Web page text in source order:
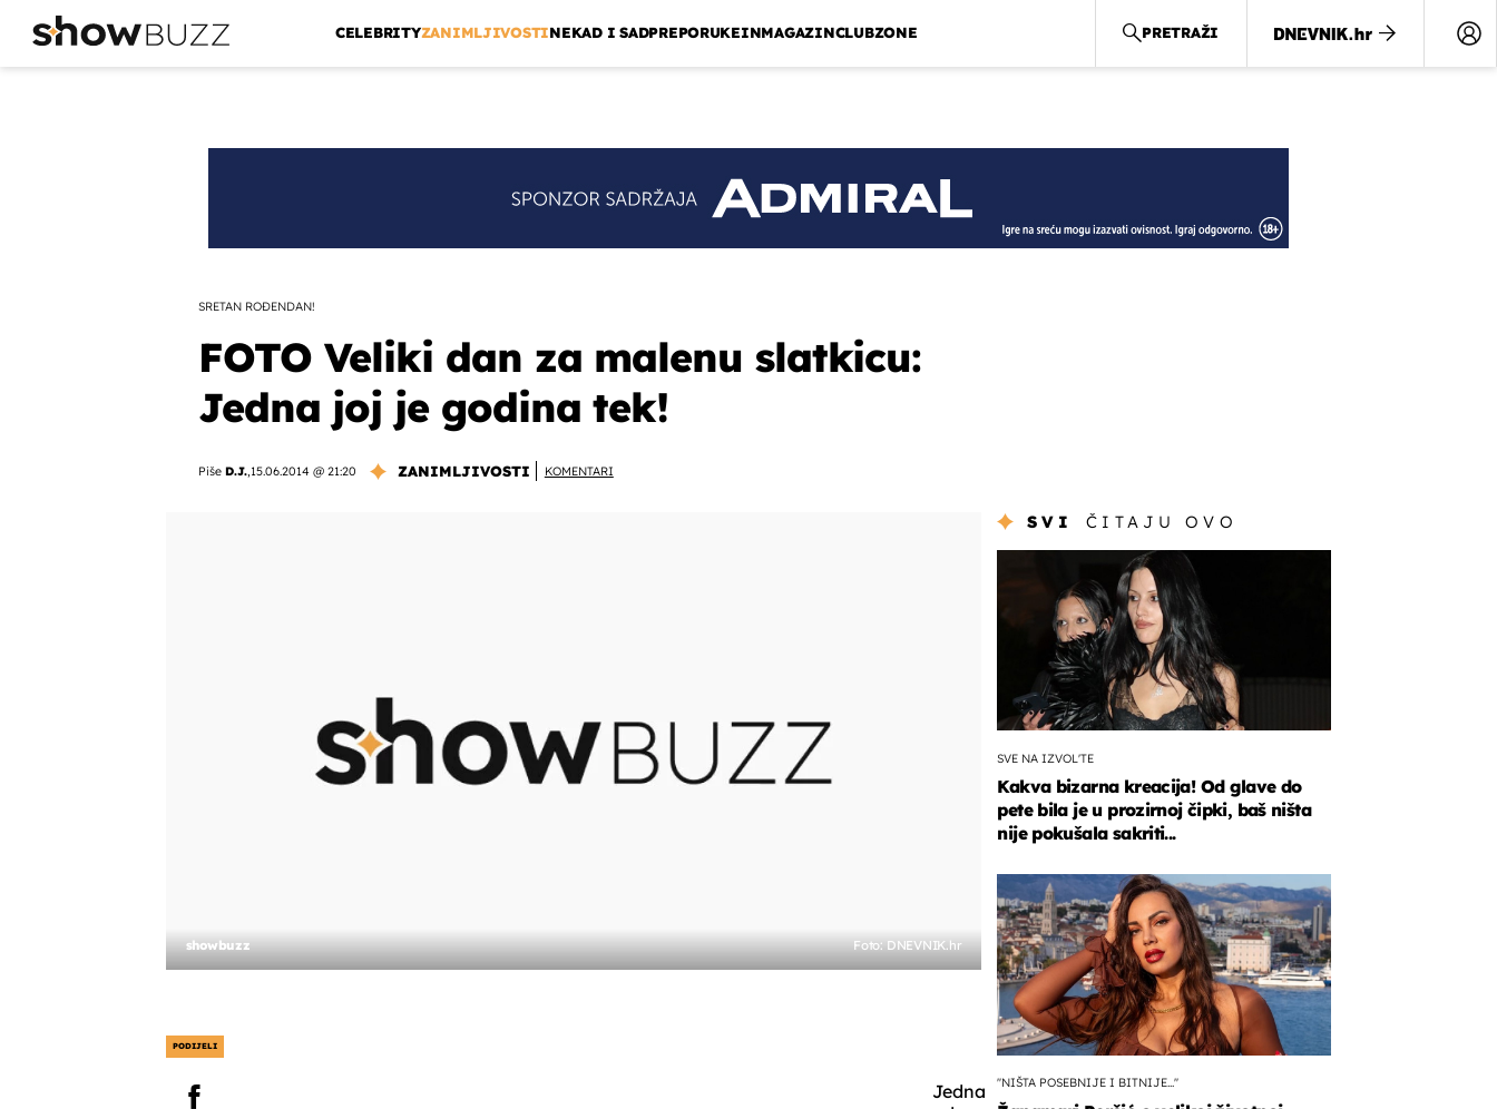
CELEBRITYZANIMLJIVOSTINEKAD I SADPREPORUKEINMAGAZINCLUBZONE PRETRAŽI
SRETAN ROĐENDAN!
FOTO Veliki dan za malenu slatkicu:
Jedna joj je godina tek!
Piše D.J.,15.06.2014 @ 21:20 ZANIMLJIVOSTI KOMENTARI
showbuzz Foto: DNEVNIK.hr
PODIJELI
Jedna
SVI ČITAJU OVO
SVE NA IZVOL'TE
Kakva bizarna kreacija! Od glave do
pete bila je u prozirnoj čipki, baš ništa
nije pokušala sakriti...
''NIŠTA POSEBNIJE I BITNIJE...''